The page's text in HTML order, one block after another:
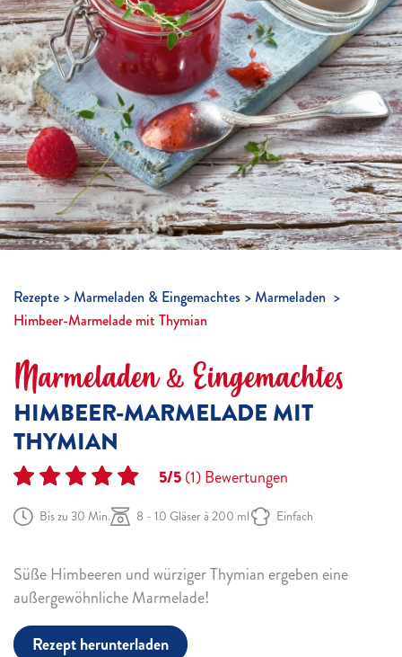
Rezepte Marmeladen & Eingemachtes
Marmeladen
Himbeer-Marmelade mit Thymian
Marmeladen & Eingemachtes
HIMBEER-MARMELADE MIT
THYMIAN
5/5(1)Bewertungen
Bis zu 30 Min. 8 - 10 Gläser à 200 ml Einfach
Süße Himbeeren und würziger Thymian ergeben eine
außergewöhnliche Marmelade!
Rezept herunterladen